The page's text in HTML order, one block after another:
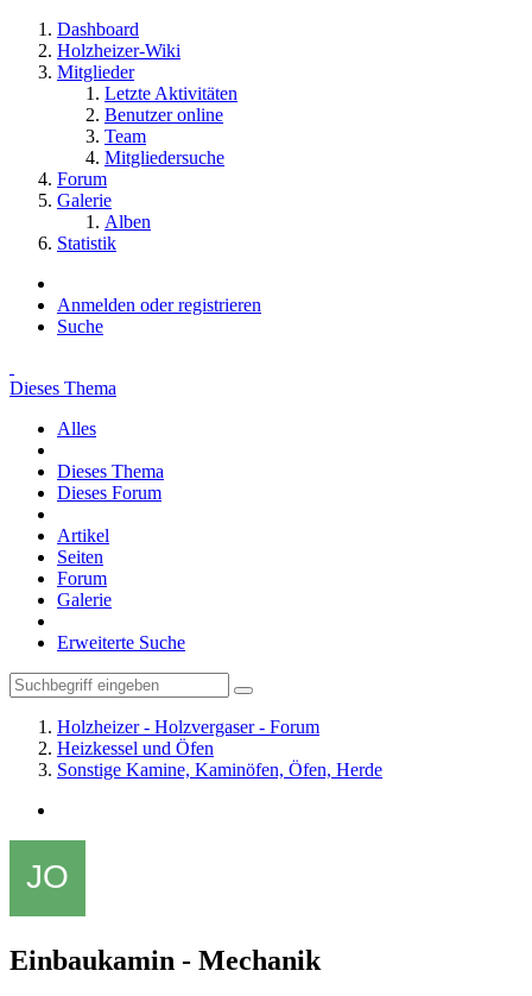
Dashboard
Holzheizer-Wiki
Mitglieder
Letzte Aktivitäten
Benutzer online
Team
Mitgliedersuche
Forum
Galerie
Alben
Statistik
Anmelden oder registrieren
Suche
Dieses Thema
Alles
Dieses Thema
Dieses Forum
Artikel
Seiten
Forum
Galerie
Erweiterte Suche
Holzheizer - Holzvergaser - Forum
Heizkessel und Öfen
Sonstige Kamine, Kaminöfen, Öfen, Herde
Einbaukamin - Mechanik